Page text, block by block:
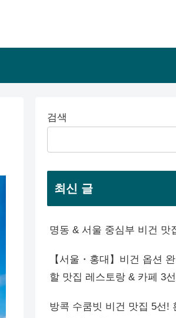
검색
최신 글
명동 & 서울 중심부 비건 맛
【서울・홍대】비건 옵션
할 맛집 레스토랑 & 카페 3선
방콕 수쿰빗 비건 맛집 5선!